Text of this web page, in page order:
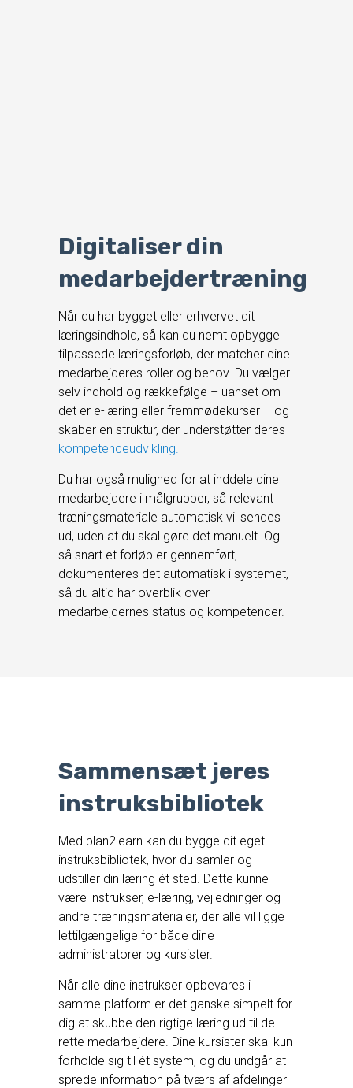
Digitaliser din
medarbejdertræning
Når du har bygget eller erhvervet dit
læringsindhold, så kan du nemt opbygge
tilpassede læringsforløb, der matcher dine
medarbejderes roller og behov. Du vælger
selv indhold og rækkefølge – uanset om
det er e-læring eller fremmødekurser – og
skaber en struktur, der understøtter deres
kompetenceudvikling.
Du har også mulighed for at inddele dine
medarbejdere i målgrupper, så relevant
træningsmateriale automatisk vil sendes
ud, uden at du skal gøre det manuelt. Og
så snart et forløb er gennemført,
dokumenteres det automatisk i systemet,
så du altid har overblik over
medarbejdernes status og kompetencer.
Sammensæt jeres
instruksbibliotek
Med plan2learn kan du bygge dit eget
instruksbibliotek, hvor du samler og
udstiller din læring ét sted. Dette kunne
være instrukser, e-læring, vejledninger og
andre træningsmaterialer, der alle vil ligge
lettilgængelige for både dine
administratorer og kursister.
Når alle dine instrukser opbevares i
samme platform er det ganske simpelt for
dig at skubbe den rigtige læring ud til de
rette medarbejdere. Dine kursister skal kun
forholde sig til ét system, og du undgår at
sprede information på tværs af afdelinger